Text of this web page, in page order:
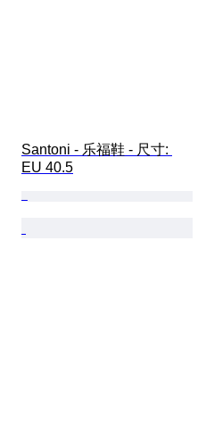
Santoni - 乐福鞋 - 尺寸:
EU 40.5